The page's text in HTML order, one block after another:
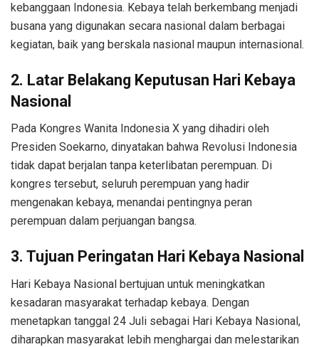
kebanggaan Indonesia. Kebaya telah berkembang menjadi
busana yang digunakan secara nasional dalam berbagai
kegiatan, baik yang berskala nasional maupun internasional.
2. Latar Belakang Keputusan Hari Kebaya
Nasional
Pada Kongres Wanita Indonesia X yang dihadiri oleh
Presiden Soekarno, dinyatakan bahwa Revolusi Indonesia
tidak dapat berjalan tanpa keterlibatan perempuan. Di
kongres tersebut, seluruh perempuan yang hadir
mengenakan kebaya, menandai pentingnya peran
perempuan dalam perjuangan bangsa.
3. Tujuan Peringatan Hari Kebaya Nasional
Hari Kebaya Nasional bertujuan untuk meningkatkan
kesadaran masyarakat terhadap kebaya. Dengan
menetapkan tanggal 24 Juli sebagai Hari Kebaya Nasional,
diharapkan masyarakat lebih menghargai dan melestarikan